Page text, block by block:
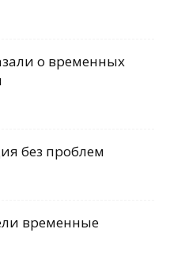
о временных
без проблем
временные